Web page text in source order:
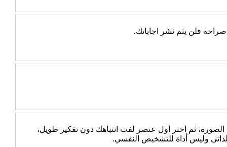
فلن يتم نشر اجاباتك.
ثم اختر أول عنصر لفت انتباهك دون تفكير طويل،
وليس أداة للتشخيص النفسي.